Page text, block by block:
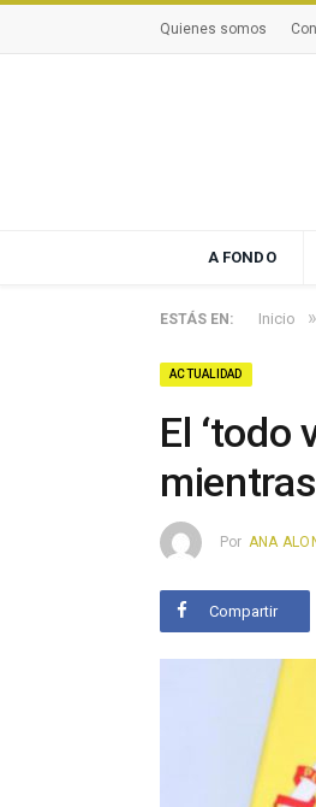
Quienes somos
A FONDO
ESTÁS EN: Inicio »
ACTUALIDAD
El ‘todo
Por ANA
Compartir